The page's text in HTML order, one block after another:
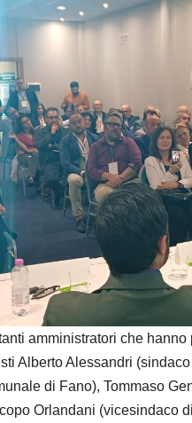
amministratori che
Alberto Alessandri
di Fano), Tommaso
Orlandani (vicesindaco